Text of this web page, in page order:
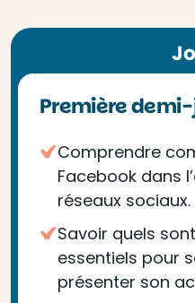
Première
Comprendre
Facebook dans
réseaux sociaux.
Savoir quels
essentiels pour
présenter son